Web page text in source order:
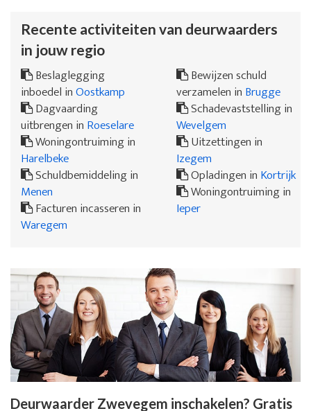
Recente activiteiten van deurwaarders
in jouw regio
Beslaglegging
inboedel inOostkamp
Dagvaarding
uitbrengen in Roeselare
Woningontruiming in
Harelbeke
Schuldbemiddeling in
Menen
Facturen incasseren in
Waregem
Bewijzen schuld
verzamelen in Brugge
Schadevaststelling in
Wevelgem
Uitzettingen in
Izegem
Opladingen in Kortrijk
Woningontruiming in
Ieper
Deurwaarder Zwevegem inschakelen? Gratis